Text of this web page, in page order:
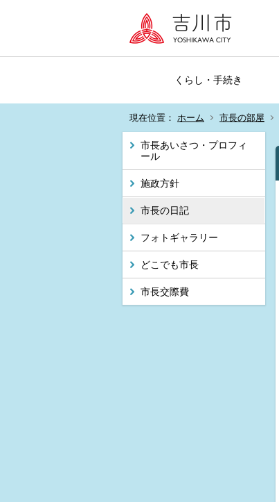
くらし・手続き
現在位置： ホーム 市長の部屋
市長あいさつ・プロフィ
ール
施政方針
市長の日記
フォトギャラリー
どこでも市長
市長交際費